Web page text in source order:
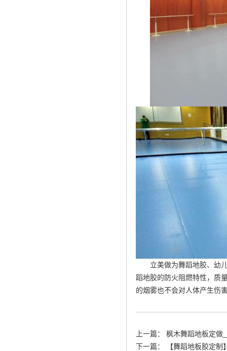
立美做为舞蹈地胶、幼
蹈地胶的防火阻燃特性，质
的烟雾也不会对人体产生伤
上一篇：
枫木舞蹈地板定做
下一篇：
【舞蹈地板胶定